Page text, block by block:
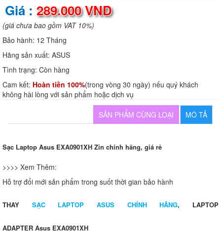
Giá : 289.000 VND
(giá chưa bao gồm VAT 10%)
Bảo hành: 12 Tháng
Hãng sản xuất: ASUS
Tình trạng: Còn hàng
Cam kết: Hoàn tiền 100%(trong vòng 30 ngày) nếu quý khách
không hài lòng với sản phẩm hoặc dịch vụ
MÔ TẢ
SẢN PHẨM CÙNG LOẠI
Sạc Laptop Asus EXA0901XH Zin chính hãng, giá rẻ
>>>> Xem Thêm:
Hỗ trợ đổi mới sản phẩm trong suốt thời gian bảo hành
THAY SẠC LAPTOP ASUS CHÍNH HÃNG, LAPTOP
ADAPTER Asus EXA0901XH